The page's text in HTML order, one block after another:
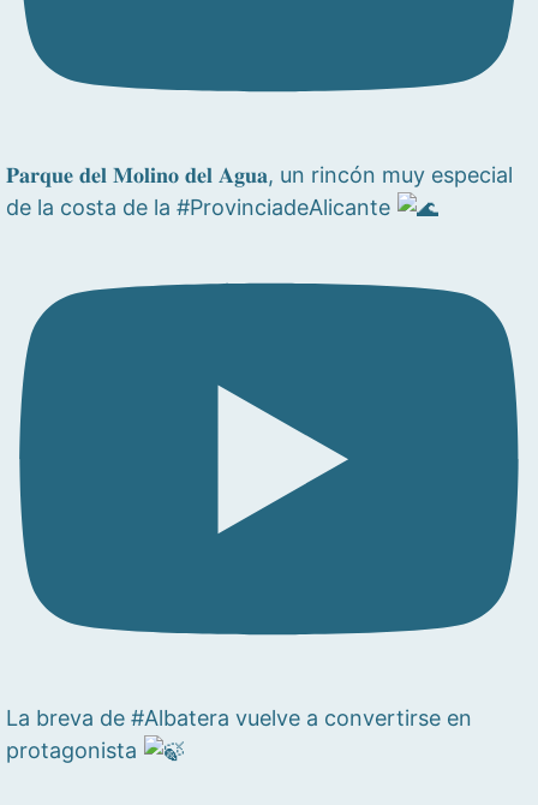
𝐏𝐚𝐫𝐪𝐮𝐞 𝐝𝐞𝐥 𝐌𝐨𝐥𝐢𝐧𝐨 𝐝𝐞𝐥 𝐀𝐠𝐮𝐚, un rincón muy especial
de la costa de la #ProvinciadeAlicante
La breva de #Albatera vuelve a convertirse en
protagonista